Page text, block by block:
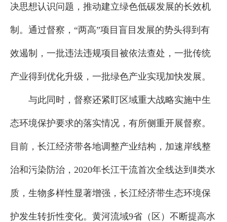
决思想认识问题，推动建立绿色低碳发展的长效机
制。通过督察，“两高”项目盲目发展的势头得到有
效遏制，一批违法违规项目被依法查处，一批传统
产业得到优化升级，一批绿色产业实现加快发展。
与此同时，督察还紧盯区域重大战略实施中生
态环境保护要求的落实情况，有所侧重开展督察。
目前，长江经济带各地调整产业结构，加速岸线整
治和污染防治，2020年长江干流首次全线达到Ⅱ类水
质，生物多样性显著增强，长江经济带生态环境保
护发生转折性变化。黄河流域9省（区）不断提高水